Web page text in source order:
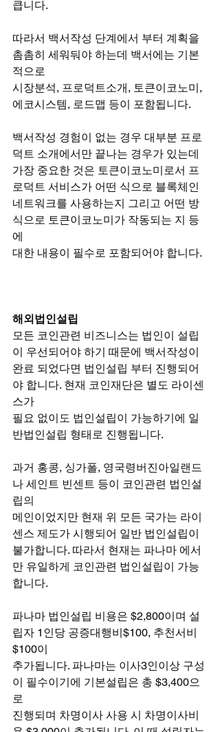
큽니다.
따라서 백서작성 단계에서 부터 계획을
촘촘히 세워둬야 하는데 백서에는 기본
적으로
시장분석, 프로덕트소개, 토큰이코노미,
에코시스템, 로드맵 등이 포함됩니다.
백서작성 경험이 없는 경우 대부분 프로
덕트 소개에서만 끝나는 경우가 있는데
가장 중요한 것은 토큰이코노미로서 프
로덕트 서비스가 어떤 식으로 블록체인
네트워크를 사용하는지 그리고 어떤 방
식으로 토큰이코노미가 작동되는 지 등
에
대한 내용이 필수로 포함되어야 합니다.
해외법인설립
모든 코인관련 비즈니스는 법인이 설립
이 우선되어야 하기 때문에 백서작성이
완료 되었다면 법인설립 부터 진행되어
야 합니다. 현재 코인재단은 별도 라이센
스가
필요 없이도 법인설립이 가능하기에 일
반법인설립 형태로 진행됩니다.
과거 홍콩, 싱가폴, 영국령버진아일랜드
나 세인트 빈센트 등이 코인관련 법인설
립의
메인이었지만 현재 위 모든 국가는 라이
센스 제도가 시행되어 일반 법인설립이
불가합니다. 따라서 현재는 파나마 에서
만 유일하게 코인관련 법인설립이 가능
합니다.
파나마 법인설립 비용은 $2,800이며 설
립자 1인당 공증대행비$100, 추천서비
$100이
추가됩니다. 파나마는 이사3인이상 구성
이 필수이기에 기본설립은 총 $3,400으
로
진행되며 차명이사 사용 시 차명이사비